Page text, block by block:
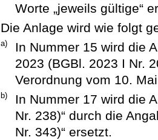
Worte „jeweils gültige“
Die Anlage wird wie folgt
a)
In Nummer 15 wird die
2023 (BGBl. 2023 I Nr.
Verordnung vom 10.
b)
In Nummer 17 wird die
Nr. 238)“ durch die
Nr. 343)“ ersetzt.